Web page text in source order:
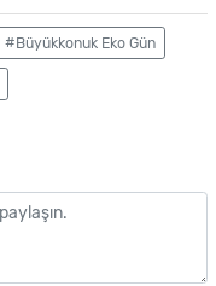
#Büyükkonuk Eko Gün